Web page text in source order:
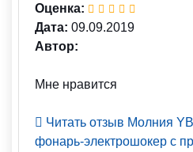
Оценка:
Дата: 09.09.2019
Автор:
Мне нравится
Читать отзыв Молния
фонарь-электрошокер с